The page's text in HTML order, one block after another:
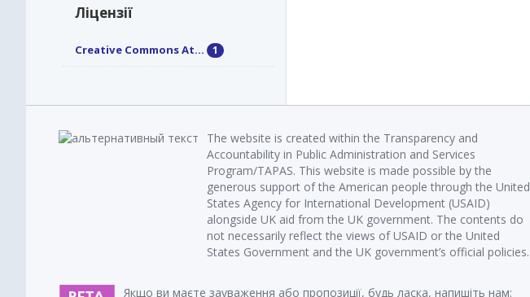
Ліцензії
Creative Commons At... 1
The website is created within the Transparency and
Accountability in Public Administration and Services
Program/TAPAS. This website is made possible by the
generous support of the American people through the United
States Agency for International Development (USAID)
alongside UK aid from the UK government. The contents do
not necessarily reflect the views of USAID or the United
States Government and the UK government’s official policies.
Якщо ви маєте зауваження або пропозиції, будь ласка, напишіть нам: